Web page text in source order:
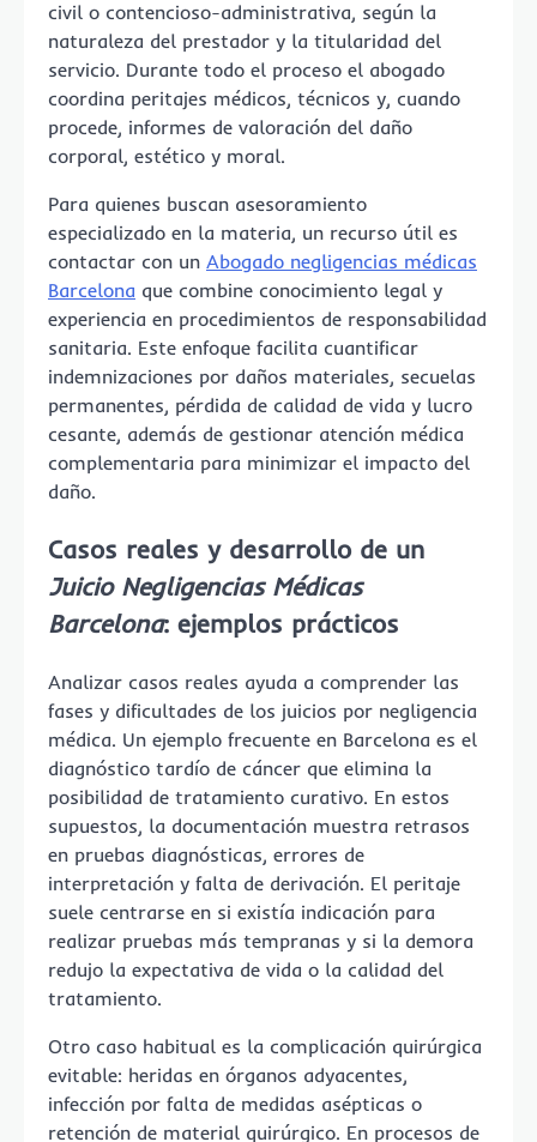
civil o contencioso-administrativa, según la
naturaleza del prestador y la titularidad del
servicio. Durante todo el proceso el abogado
coordina peritajes médicos, técnicos y, cuando
procede, informes de valoración del daño
corporal, estético y moral.
Para quienes buscan asesoramiento
especializado en la materia, un recurso útil es
contactar con un Abogado negligencias médicas
Barcelona que combine conocimiento legal y
experiencia en procedimientos de responsabilidad
sanitaria. Este enfoque facilita cuantificar
indemnizaciones por daños materiales, secuelas
permanentes, pérdida de calidad de vida y lucro
cesante, además de gestionar atención médica
complementaria para minimizar el impacto del
daño.
Casos reales y desarrollo de un
Juicio Negligencias Médicas
Barcelona: ejemplos prácticos
Analizar casos reales ayuda a comprender las
fases y dificultades de los juicios por negligencia
médica. Un ejemplo frecuente en Barcelona es el
diagnóstico tardío de cáncer que elimina la
posibilidad de tratamiento curativo. En estos
supuestos, la documentación muestra retrasos
en pruebas diagnósticas, errores de
interpretación y falta de derivación. El peritaje
suele centrarse en si existía indicación para
realizar pruebas más tempranas y si la demora
redujo la expectativa de vida o la calidad del
tratamiento.
Otro caso habitual es la complicación quirúrgica
evitable: heridas en órganos adyacentes,
infección por falta de medidas asépticas o
retención de material quirúrgico. En procesos de